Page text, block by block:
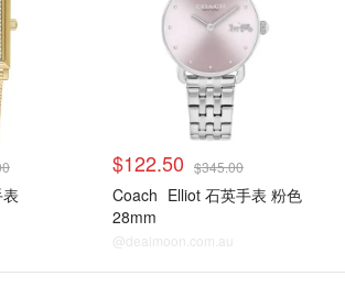
$122.50 $345.00
Coach Elliot 石英手表 粉色
28mm
@dealmoon.com.au